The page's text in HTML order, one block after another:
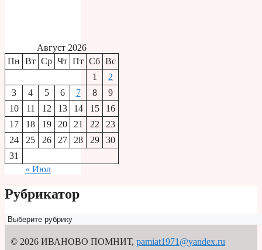
Август 2026
Пн Вт Ср Чт Пт Сб Вс
1
2
3
4 5 6 7 8
9
10
11 12 13 14 15
16
17
18 19 20 21 22
23
24
25 26 27 28 29
30
31
« Июл
Рубрикатор
Рубрикатор
© 2026 ИВАНОВО ПОМНИТ, pamiat1971@yandex.ru